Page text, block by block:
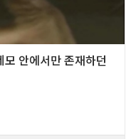
안에서만 존재하던